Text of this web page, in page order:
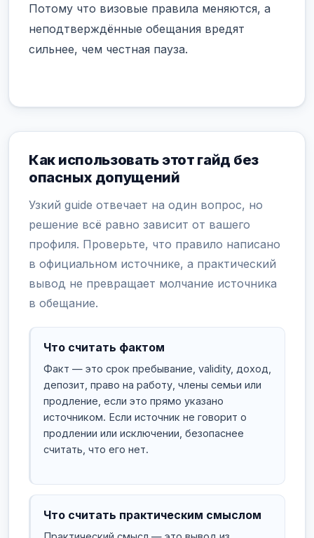
Потому что визовые правила меняются, а
неподтверждённые обещания вредят
сильнее, чем честная пауза.
Как использовать этот гайд без
опасных допущений
Узкий guide отвечает на один вопрос, но
решение всё равно зависит от вашего
профиля. Проверьте, что правило написано
в официальном источнике, а практический
вывод не превращает молчание источника
в обещание.
Что считать фактом
Факт — это срок пребывание, validity, доход,
депозит, право на работу, члены семьи или
продление, если это прямо указано
источником. Если источник не говорит о
продлении или исключении, безопаснее
считать, что его нет.
Что считать практическим смыслом